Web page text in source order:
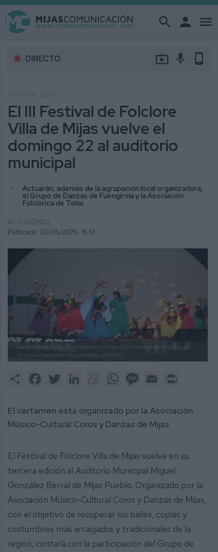
search person menu
DIRECTO live_tv mic phone_android
El III Festival de Folclore
Villa de Mijas vuelve el
domingo 22 al auditorio
municipal
Actuarán, además de la agrupación local organizadora,
el Grupo de Danzas de Fuengirola y la Asociación
Folclórica de Tolox
Publicado: 20/06/2025 · 15:51
La primera edición se celebró en julio de 2023 en el Auditorio Miguel
González Berral de Mijas Pueblo.ARCHIVO
Share FacebookTwitter LinkedInMeneameWhatsAppMessage
Email
El certamen está organizado por la Asociación
Músico-Cultural Coros y Danzas de Mijas
El Festival de Folclore Villa de Mijas vuelve en su
tercera edición al Auditorio Municipal Miguel
González Berral de Mijas Pueblo. Organizado por la
Asociación Músico-Cultural Coros y Danzas de Mijas,
con el objetivo de recuperar los bailes, coplas y
costumbres más arraigados y tradicionales de la
región, contará con la participación del Grupo de